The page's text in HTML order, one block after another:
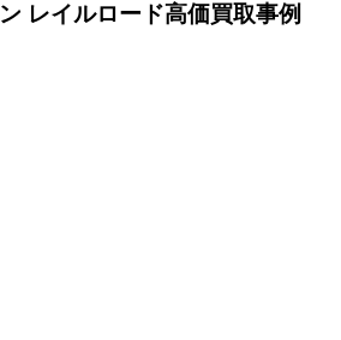
レイルロード高価買取事例